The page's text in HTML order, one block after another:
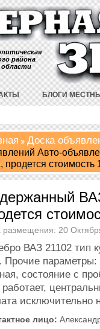
района
области
БЛОГИ
Доска
Авто-
продется стоимость
размещения: 20
ВАЗ 21102 тип
Прочие
состояние с
исключительно
лицо: